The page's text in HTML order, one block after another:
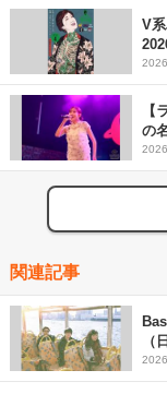
V
組
【
の
関連記事
（